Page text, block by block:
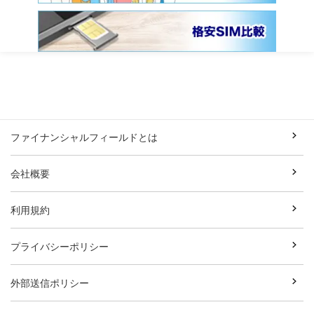
ファイナンシャルフィールドとは
会社概要
利用規約
プライバシーポリシー
外部送信ポリシー